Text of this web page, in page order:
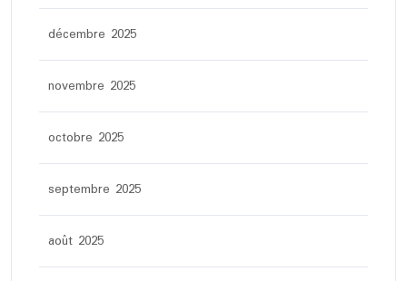
décembre 2025
novembre 2025
octobre 2025
septembre 2025
août 2025